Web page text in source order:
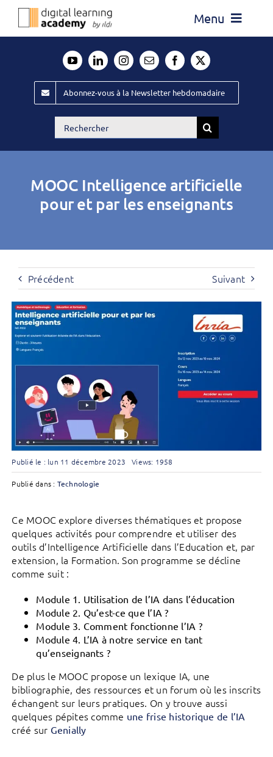
Passer
Menu
Évènements ILDI
Offres d’emploi
Publiez
Abonnez-vous à la Newsletter hebdomadaire
Rechercher:
MOOC Intelligence artificielle
pour et par les enseignants
Précédent Suivant
Publié le : lun 11 décembre 2023 Views: 1958
Publié dans : Technologie
Ce MOOC explore diverses thématiques et propose
quelques activités pour comprendre et utiliser des
outils d’Intelligence Artificielle dans l’Education et, par
extension, la Formation. Son programme se décline
comme suit :
Module 1. Utilisation de l’IA dans l’éducation
Module 2. Qu’est-ce que l’IA ?
Module 3. Comment fonctionne l’IA ?
Module 4. L’IA à notre service en tant
qu’enseignants ?
De plus le MOOC propose un lexique IA, une
bibliographie, des ressources et un forum où les inscrits
échangent sur leurs pratiques. On y trouve aussi
quelques pépites comme une frise historique de l’IA
créé sur Genially